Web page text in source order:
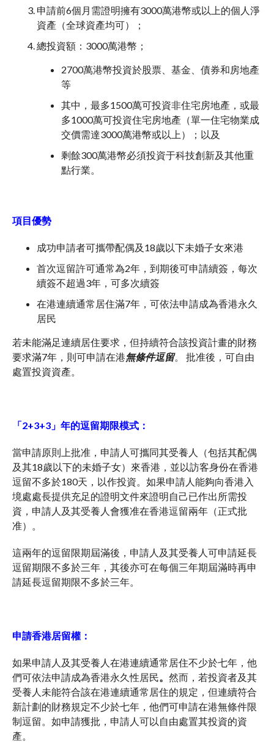
申請前6個月需證明擁有3000萬港幣或以上的個人淨
資產（全球資產均可）；
總投資額：3000萬港幣；
2700萬港幣投資於股票、基金、債券和房地產
等
其中，最多1500萬可投資非住宅房地產，或最
多1000萬可投資住宅房地產（單一住宅物業成
交價需達3000萬港幣或以上）；以及
剩餘300萬港幣必須投資于科技創新及其他重
點行業。
項目優勢
成功申請者可攜帶配偶及18歲以下未婚子女來港
首次逗留許可通常為2年，到期後可申請續簽，每次
續簽不超過3年，可多次續簽
在港連續通常居住滿7年，可依法申請成為香港永久
居民
若未能滿足連續居住要求，但持續符合該投資計畫的財務
要求滿7年，則可申請在港無條件逗留。 批准後，可自由
處置投資資產。
「2+3+3 」年的逗留期限模式：
當申請原則上批准，申請人可攜同其受養人（包括其配偶
及其18歲以下的未婚子女）來香港，並以訪客身份在香港
逗留不多於180天，以作投資。如果申請人能夠向香港入
境處處長提供充足的證明文件來證明自己已作出所需投
資，申請人及其受養人會獲准在香港逗留兩年（正式批
准）。
這兩年的逗留限期屆滿後，申請人及其受養人可申請延長
逗留期限不多於三年，其後亦可在每個三年期屆滿時再申
請延長逗留期限不多於三年。
申請香港居留權：
如果申請人及其受養人在港連續通常居住不少於七年，他
們可依法申請成為香港永久性居民。 然而，若投資者及其
受養人未能符合該在港連續通常居住的規定，但連續符合
新計劃的財務規定不少於七年，他們可申請在港無條件限
制逗留。如申請獲批，申請人可以自由處置其投資的資
產。